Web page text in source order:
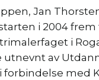
Jan
i 2004
i
utnevnt av
forbindelse med